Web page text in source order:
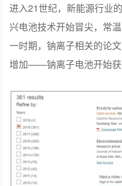
进入21世纪，新能源行业
兴电池技术开始冒尖，常
一时期，钠离子相关的论
增加——钠离子电池开始获